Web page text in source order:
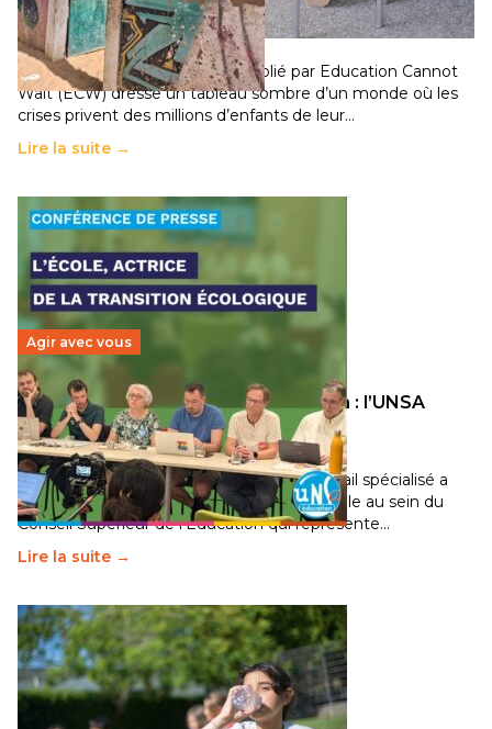
population
11 juillet 2026- National
Un nouveau rapport mondial publié par Education Cannot
Wait (ECW) dresse un tableau sombre d’un monde où les
crises privent des millions d’enfants de leur…
Lire la suite →
Agir avec vous
Transition écologique de l’éducation : l’UNSA
Éducation fait bouger les lignes
30 juin 2026-National
Pendant plusieurs mois, un groupe de travail spécialisé a
travaillé sur la transition écologique de l’Ecole au sein du
Conseil Supérieur de l’Éducation qui représente…
Lire la suite →